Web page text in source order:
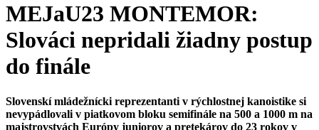
MEJaU23 MONTEMOR:
Slováci nepridali žiadny postup
do finále
Slovenskí mládežnícki reprezentanti v rýchlostnej kanoistike si
nevypádlovali v piatkovom bloku semifinále na 500 a 1000 m na
majstrovstvách Európy juniorov a pretekárov do 23 rokov v